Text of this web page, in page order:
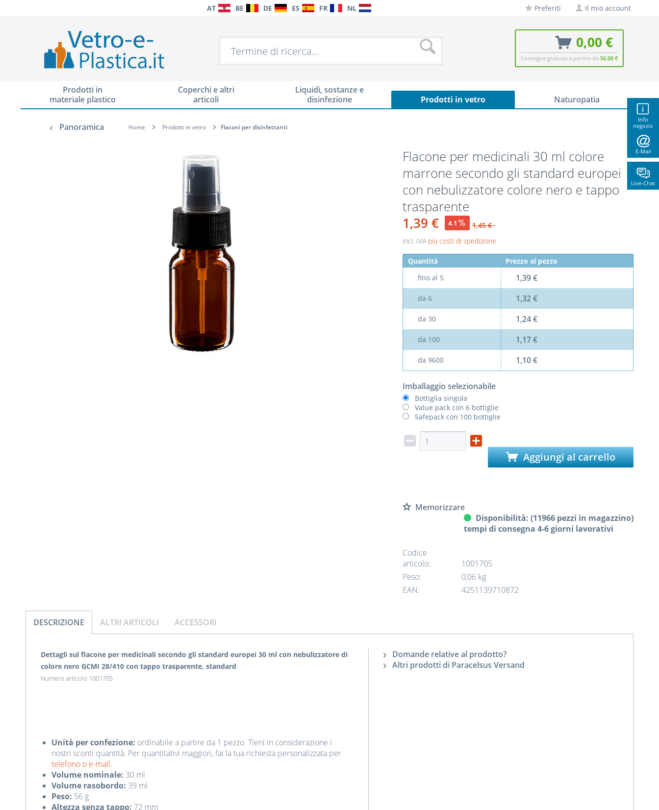
Info
negozio
E-Mail
Live-Chat
AT BE DE ES FR NL Preferiti Il mio account
0,00 €
Consegna gratuita a partire da 50.00 €
Prodotti in
materiale plastico
Coperchi e altri
articoli
Liquidi, sostanze e
disinfezione
Prodotti in vetro Naturopatia
Panoramica Home Prodotti in vetro Flaconi per disinfettanti
Flacone per medicinali 30 ml colore
marrone secondo gli standard europei
con nebulizzatore colore nero e tappo
trasparente
1,39 €
4.1
1,45 €
incl. IVA più costi di spedizione
Quantità
Prezzo al pezzo
fino al 5 1,39 €
da 6 1,32 €
da 30 1,24 €
da 100 1,17 €
da 9600 1,10 €
Imballaggio selezionabile
Bottiglia singola
Value pack con 6 bottiglie
Safepack con 100 bottiglie
Aggiungi al carrello
Memorizzare
Disponibilità: (11966 pezzi in magazzino)
tempi di consegna 4-6 giorni lavorativi
Codice
articolo:
1001705
Peso:
0,06 kg
EAN:
4251139710872
DESCRIZIONE ALTRI ARTICOLI ACCESSORI
Dettagli sul flacone per medicinali secondo gli standard europei 30 ml con nebulizzatore di
colore nero GCMI 28/410 con tappo trasparente, standard
Numero articolo 1001705
Unità per confezione: ordinabile a partire da 1 pezzo. Tieni in considerazione i
nostri sconti quantità. Per quantitativi maggiori, fai la tua richiesta personalizzata per
telefono o e-mail.
Volume nominale: 30 ml
Volume rasobordo: 39 ml
Peso: 56 g
Altezza senza tappo: 72 mm
Domande relative al prodotto?
Altri prodotti di Paracelsus Versand